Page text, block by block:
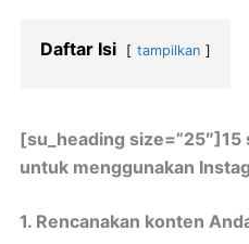
Daftar Isi tampilkan
[su_heading
untuk menggunakan
1. Rencanakan konten